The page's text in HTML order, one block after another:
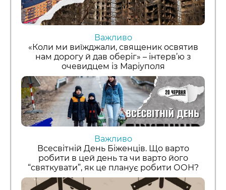
Важливо
«Коли ми виїжджали, священик освятив
нам дорогу й дав оберіг» – інтерв’ю з
очевидцем із Маріуполя
Важливо
Всесвітній День Біженців. Що варто
робити в цей день та чи варто його
“святкувати”, як це планує робити ООН?